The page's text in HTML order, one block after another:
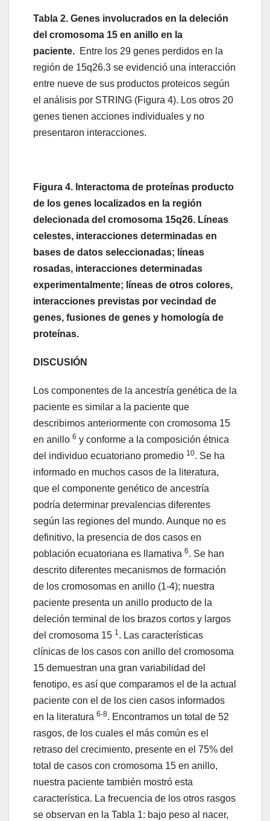
Tabla 2. Genes involucrados en la deleción
del cromosoma 15 en anillo en la
paciente. Entre los 29 genes perdidos en la
región de 15q26.3 se evidenció una interacción
entre nueve de sus productos proteicos según
el análisis por STRING (Figura 4). Los otros 20
genes tienen acciones individuales y no
presentaron interacciones.
Figura 4. Interactoma de proteínas producto
de los genes localizados en la región
delecionada del cromosoma 15q26. Líneas
celestes, interacciones determinadas en
bases de datos seleccionadas; líneas
rosadas, interacciones determinadas
experimentalmente; líneas de otros colores,
interacciones previstas por vecindad de
genes, fusiones de genes y homología de
proteínas.
DISCUSIÓN
Los componentes de la ancestría genética de la
paciente es similar a la paciente que
describimos anteriormente con cromosoma 15
en anillo 6 y conforme a la composición étnica
del individuo ecuatoriano promedio 10. Se ha
informado en muchos casos de la literatura,
que el componente genético de ancestría
podría determinar prevalencias diferentes
según las regiones del mundo. Aunque no es
definitivo, la presencia de dos casos en
población ecuatoriana es llamativa 6. Se han
descrito diferentes mecanismos de formación
de los cromosomas en anillo (1-4); nuestra
paciente presenta un anillo producto de la
deleción terminal de los brazos cortos y largos
del cromosoma 15 1. Las características
clínicas de los casos con anillo del cromosoma
15 demuestran una gran variabilidad del
fenotipo, es así que comparamos el de la actual
paciente con el de los cien casos informados
en la literatura 6-8. Encontramos un total de 52
rasgos, de los cuales el más común es el
retraso del crecimiento, presente en el 75% del
total de casos con cromosoma 15 en anillo,
nuestra paciente también mostró esta
característica. La frecuencia de los otros rasgos
se observan en la Tabla 1: bajo peso al nacer,